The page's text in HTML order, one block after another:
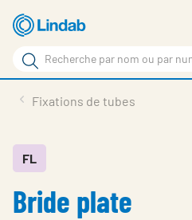
Aller
au
contenu
principal
Rechercher
Rechercher
sur
site
En vedette
À propos de Lindab
Fixations de tubes
FL
Bride plate